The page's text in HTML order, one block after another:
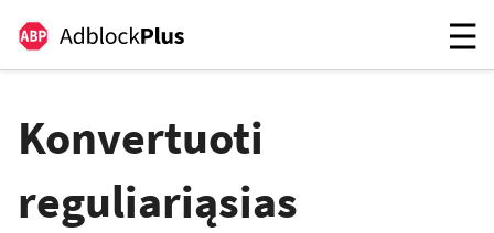
Konvertuoti
reguliariąsias